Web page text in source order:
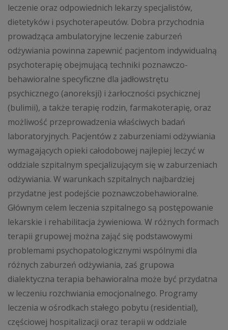
leczenie oraz odpowiednich lekarzy specjalistów,
dietetyków i psychoterapeutów. Dobra przychodnia
prowadząca ambulatoryjne leczenie zaburzeń
odżywiania powinna zapewnić pacjentom indywidualną
psychoterapię obejmującą techniki poznawczo-
behawioralne specyficzne dla jadłowstrętu
psychicznego (anoreksji) i żarłoczności psychicznej
(bulimii), a także terapię rodzin, farmakoterapię, oraz
możliwość przeprowadzenia właściwych badań
laboratoryjnych. Pacjentów z zaburzeniami odżywiania
wymagających opieki całodobowej najlepiej leczyć w
oddziale szpitalnym specjalizującym się w zaburzeniach
odżywiania. W warunkach szpitalnych najbardziej
przydatne jest podejście poznawczobehawioralne.
Głównym celem leczenia szpitalnego są postępowanie
lekarskie i rehabilitacja żywieniowa. W różnych formach
terapii grupowej można zająć się podstawowymi
problemami psychopatologicznymi wspólnymi dla
różnych zaburzeń odżywiania, zaś grupowa
dialektyczna terapia behawioralna może być przydatna
w leczeniu rozchwiania emocjonalnego. Programy
leczenia w ośrodkach stałego pobytu (residential),
częściowej hospitalizacji oraz terapii w oddziale